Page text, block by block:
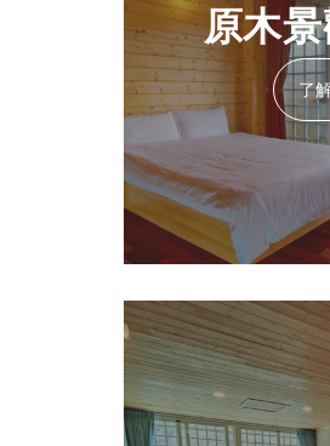
原木
了